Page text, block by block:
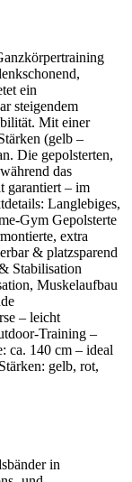
ein
steigendem
Mit einer
(gelb –
Die gepolsterten,
das
garantiert – im
Langlebiges,
Gym Gepolsterte
extra
& platzsparend
Stabilisation
Muskelaufbau
– leicht
Training –
ca. 140 cm – ideal
gelb, rot,
in